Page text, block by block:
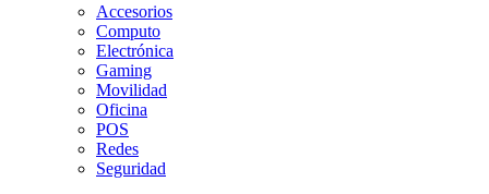
Accesorios
Computo
Electrónica
Gaming
Movilidad
Oficina
POS
Redes
Seguridad